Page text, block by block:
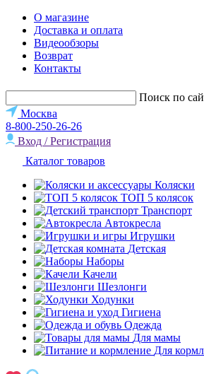
О магазине
Доставка и оплата
Видеообзоры
Возврат
Контакты
Поиск по
Москва
8-800-250-26-26
Вход / Регистрация
Каталог товаров
Коляски
ТОП 5 колясок
Транспорт
Автокресла
Игрушки
Детская
Наборы
Качели
Шезлонги
Ходунки
Гигиена
Одежда
Для мамы
Для